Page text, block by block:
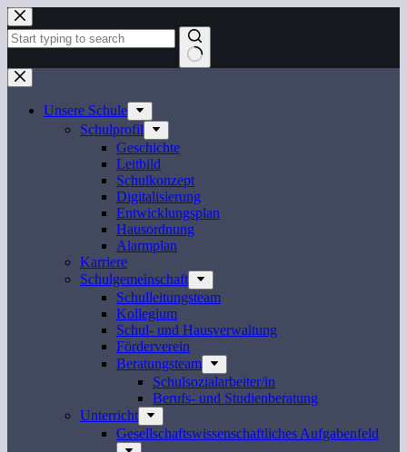
Zum
Inhalt
springen
Keine
Ergebnisse
Unsere Schule
Schulprofil
Geschichte
Leitbild
Schulkonzept
Digitalisierung
Entwicklungsplan
Hausordnung
Alarmplan
Karriere
Schulgemeinschaft
Schulleitungsteam
Kollegium
Schul- und Hausverwaltung
Förderverein
Beratungsteam
Schulsozialarbeiter/in
Berufs- und Studienberatung
Unterricht
Gesellschaftswissenschaftliches Aufgabenfeld